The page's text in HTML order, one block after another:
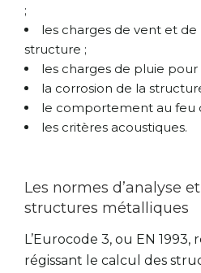
;
les charges de vent et
structure ;
les charges de pluie pour
la corrosion de la
le comportement au feu
les critères acoustiques.
Les normes d’analyse
structures métalliques
L’Eurocode 3, ou EN
régissant le calcul des